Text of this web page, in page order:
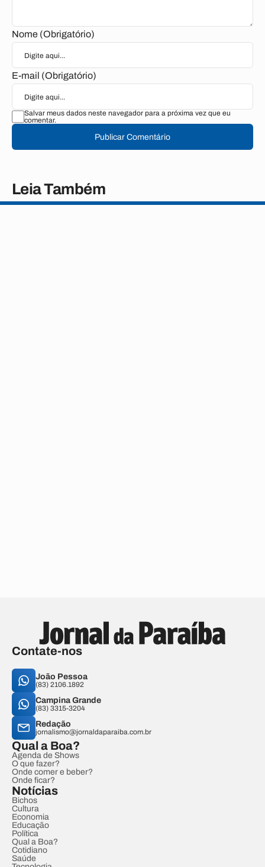
Nome (Obrigatório)
E-mail (Obrigatório)
Salvar meus dados neste navegador para a próxima vez que eu
comentar.
Publicar Comentário
Leia Também
Contate-nos
João Pessoa
(83) 2106.1892
Campina Grande
(83) 3315-3204
Redação
jornalismo@jornaldaparaiba.com.br
Qual a Boa?
Agenda de Shows
O que fazer?
Onde comer e beber?
Onde ficar?
Notícias
Bichos
Cultura
Economia
Educação
Política
Qual a Boa?
Cotidiano
Saúde